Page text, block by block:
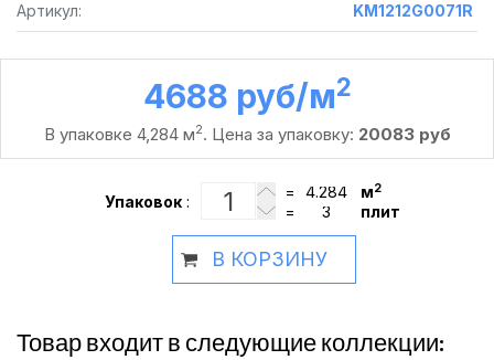
Артикул: KM1212G0071R
4688 руб /м2
В упаковке 4,284 м2. Цена за упаковку: 20083 руб
Упаковок :
= м2
= плит
В КОРЗИНУ
Товар входит в следующие коллекции: